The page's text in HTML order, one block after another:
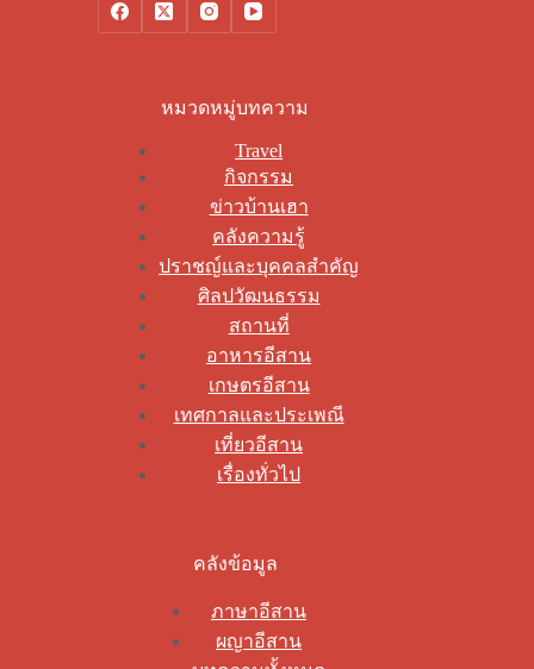
หมวดหมู่บทความ
Travel
กิจกรรม
ข่าวบ้านเฮา
คลังความรู้
ปราชญ์และบุคคลสำคัญ
ศิลปวัฒนธรรม
สถานที่
อาหารอีสาน
เกษตรอีสาน
เทศกาลและประเพณี
เที่ยวอีสาน
เรื่องทั่วไป
คลังข้อมูล
ภาษาอีสาน
ผญาอีสาน